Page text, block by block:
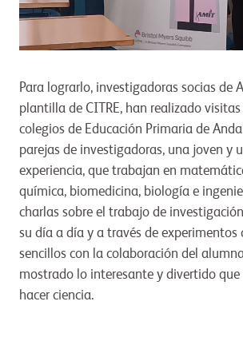
Para lograrlo, investigadoras socias de
plantilla de CITRE, han realizado
colegios de Educación Primaria de
parejas de investigadoras, una joven y
experiencia, que trabajan en
química, biomedicina, biología e
charlas sobre el trabajo de
su día a día y a través de experimentos
sencillos con la colaboración del
mostrado lo interesante y divertido que
hacer ciencia.